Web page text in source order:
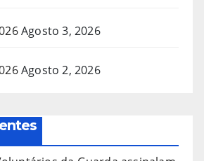
Agosto 3, 2026
Agosto 2, 2026